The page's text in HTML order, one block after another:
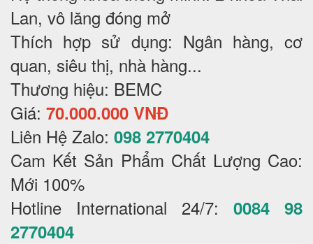
Lan, vô lăng đóng mở
Thích hợp sử dụng: Ngân hàng, cơ
quan, siêu thị, nhà hàng...
Thương hiệu: BEMC
Giá: 70.000.000 VNĐ
Liên Hệ Zalo: 098 2770404
Cam Kết Sản Phẩm Chất Lượng Cao:
Mới 100%
Hotline International 24/7: 0084 98
2770404